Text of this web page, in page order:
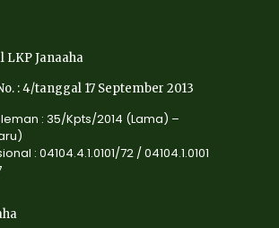
LKP Janaaha
: 4/tanggal 17 September 2013
: 35/Kpts/2014 (Lama) –
: 04104.4.1.0101/72 / 04104.1.0101